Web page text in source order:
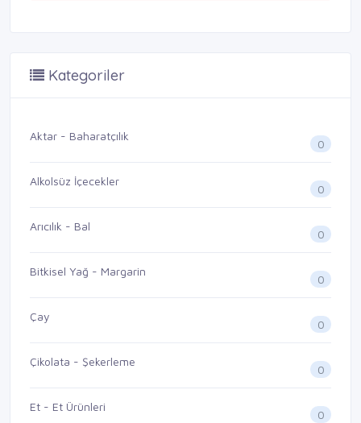
Kategoriler
Aktar - Baharatçılık
0
Alkolsüz İçecekler
0
Arıcılık - Bal
0
Bitkisel Yağ - Margarin
0
Çay
0
Çikolata - Şekerleme
0
Et - Et Ürünleri
0